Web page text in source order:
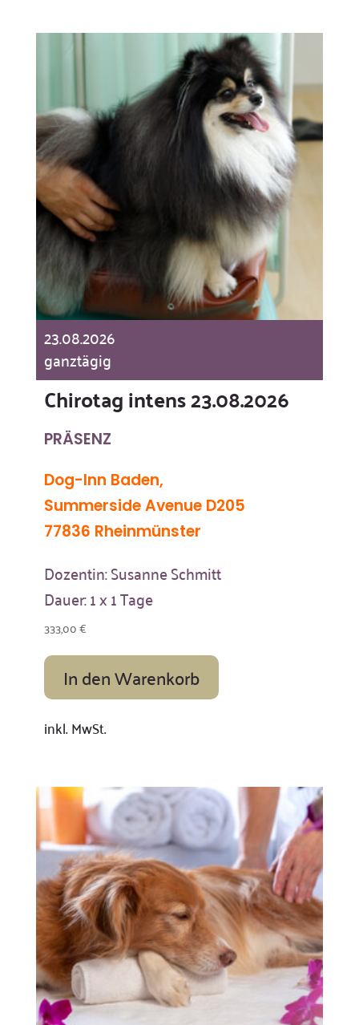
23.08.2026
ganztägig
Chirotag intens 23.08.2026
PRÄSENZ
Dog-Inn Baden,
Summerside Avenue D205
77836 Rheinmünster
Dozentin: Susanne Schmitt
Dauer: 1 x 1 Tage
333,00€
In den Warenkorb
inkl. MwSt.